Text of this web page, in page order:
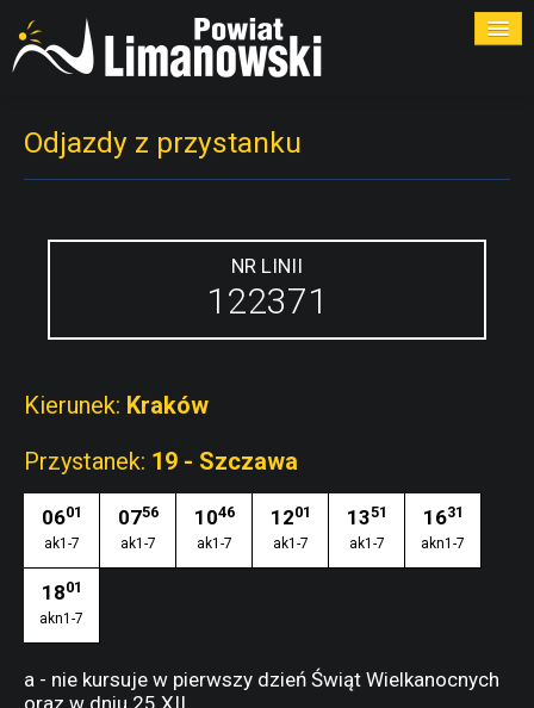
PRZYSTANKI
PRZEWOŹNICY
Odjazdy z przystanku
NR LINII
122371
Kierunek: Kraków
Przystanek: 19 - Szczawa
0601
ak1-7
0756
ak1-7
1046
ak1-7
1201
ak1-7
1351
ak1-7
1631
akn1-7
1801
akn1-7
a - nie kursuje w pierwszy dzień Świąt Wielkanocnych
oraz w dniu 25.XII